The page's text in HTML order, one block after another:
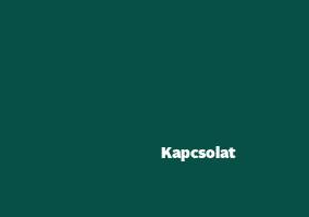
Kapcsolat